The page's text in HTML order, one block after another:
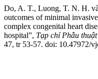
Do, A. T., Luong, T. N. H.
outcomes of minimal
complex congenital heart
hospital”, Tạp chí Phẫu
47, tr 53-57. doi: 10.47972/